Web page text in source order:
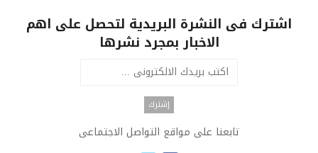
اشترك فى النشرة البريدية لتحصل على اهم
الاخبار بمجرد نشرها
تابعنا على مواقع التواصل الاجتماعى